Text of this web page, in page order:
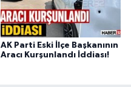
AK Parti Eski İlçe Başkanının
Aracı Kurşunlandı İddiası!